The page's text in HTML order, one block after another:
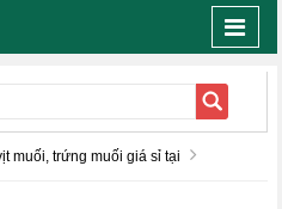
muối, trứng muối giá sỉ tại